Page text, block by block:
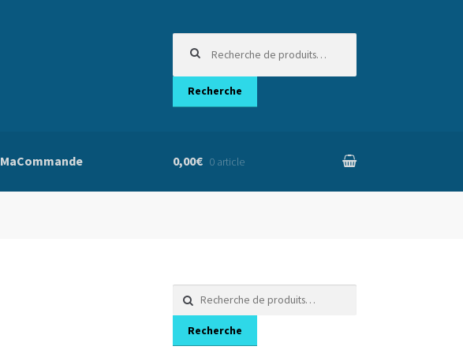
pour :
Recherche
MaCommande 0,00€ 0 article
Recherche
pour :
Recherche